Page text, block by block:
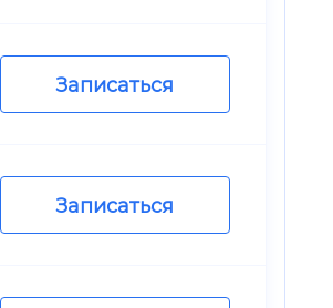
Записаться
Записаться